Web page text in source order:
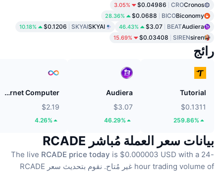
Cronos
CRO
$0.04986
3.05%
Biconomy
BICO
$0.0688
28.36%
Audiera
BEAT
$3.07
46.43%
SKYAI
SKYAI
$0.1206
10.18%
siren
SIREN
$0.03408
15.69%
رائج
Tutorial
$0.1311
259.86%
Audiera
$3.07
46.29%
Internet Computer
$2.19
4.26%
بيانات سعر العملة مُباشر RCADE
The live RCADE price today is $0.000003 USD with a 24-
hour trading volume of غير مُتاح.
نقوم بتحديث سعر RCADE